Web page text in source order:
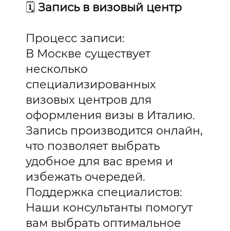
🗓️Запись в визовый центр
Процесс записи:
В Москве существует
несколько
специализированных
визовых центров для
оформления визы в Италию.
Запись производится онлайн,
что позволяет выбрать
удобное для вас время и
избежать очередей.
Поддержка специалистов:
Наши консультанты помогут
вам выбрать оптимальное